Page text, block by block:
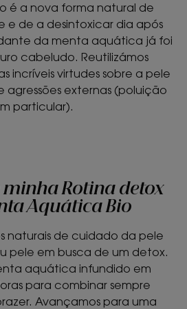
é a nova forma natural de
e de a desintoxicar dia após
da menta aquática já foi
cabeludo. Reutilizámos
incríveis virtudes sobre a pele
externas (poluição
particular).
Rotina detox
Aquática Bio
naturais de cuidado da pele
pele em busca de um detox.
aquática infundido em
para combinar sempre
Avançamos para uma